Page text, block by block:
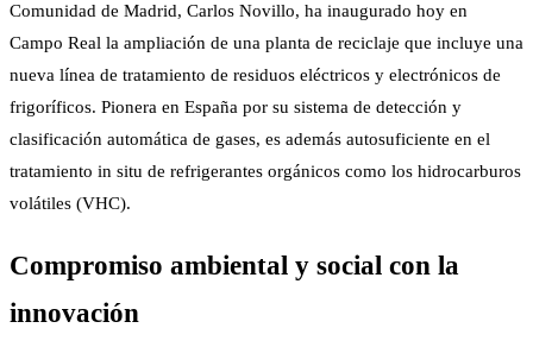
Comunidad de Madrid, Carlos Novillo, ha inaugurado hoy en
Campo Real la ampliación de una planta de reciclaje que incluye una
nueva línea de tratamiento de residuos eléctricos y electrónicos de
frigoríficos. Pionera en España por su sistema de detección y
clasificación automática de gases, es además autosuficiente en el
tratamiento in situ de refrigerantes orgánicos como los hidrocarburos
volátiles (VHC).
Compromiso ambiental y social con la
innovación